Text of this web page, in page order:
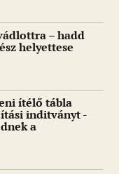
– hadd
helyettese
ítélő tábla
inditványt -
a